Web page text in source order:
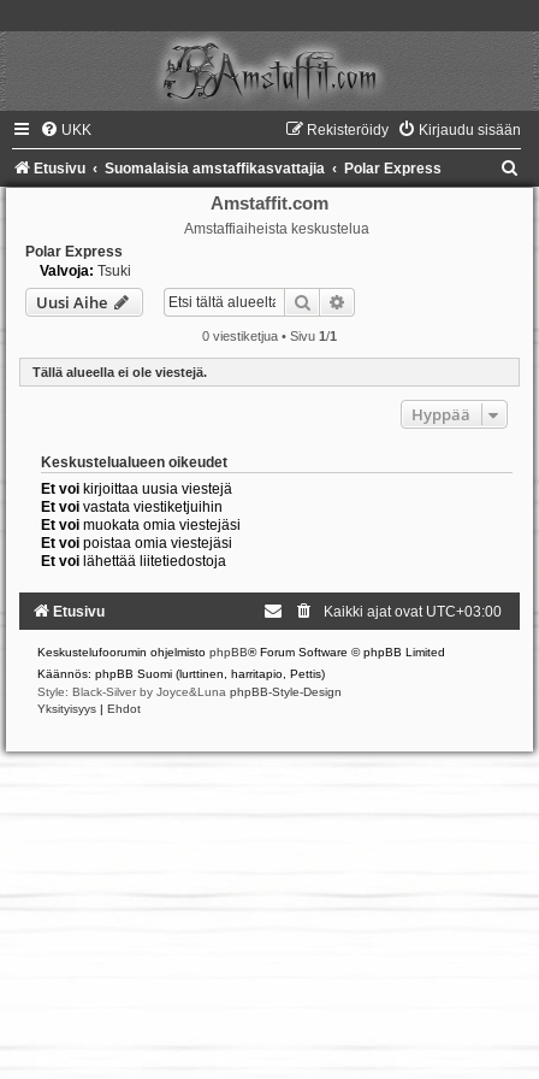
UKK Kirjaudu sisään
Rekisteröidy
Etusivu Suomalaisia amstaffikasvattajia Polar Express
Amstaffit.com
Amstaffiaiheista keskustelua
Polar Express
Valvoja: Tsuki
Uusi Aihe Etsi
0 viestiketjua • Sivu 1/1
Tällä alueella ei ole viestejä.
Hyppää
Keskustelualueen oikeudet
Et voi kirjoittaa uusia viestejä
Et voi vastata viestiketjuihin
Et voi muokata omia viestejäsi
Et voi poistaa omia viestejäsi
Et voi lähettää liitetiedostoja
Etusivu Kaikki ajat ovat UTC+03:00
Keskustelufoorumin ohjelmisto phpBB® Forum Software © phpBB Limited
Käännös: phpBB Suomi (lurttinen, harritapio, Pettis)
Style: Black-Silver by Joyce&Luna phpBB-Style-Design
Yksityisyys | Ehdot